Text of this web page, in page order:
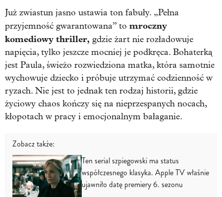
Już zwiastun jasno ustawia ton fabuły. „Pełna
przyjemność gwarantowana” to mroczny
komediowy thriller, gdzie żart nie rozładowuje
napięcia, tylko jeszcze mocniej je podkręca. Bohaterką
jest Paula, świeżo rozwiedziona matka, która samotnie
wychowuje dziecko i próbuje utrzymać codzienność w
ryzach. Nie jest to jednak ten rodzaj historii, gdzie
życiowy chaos kończy się na nieprzespanych nocach,
kłopotach w pracy i emocjonalnym bałaganie.
Zobacz także:
Ten serial szpiegowski ma status
współczesnego klasyka. Apple TV właśnie
ujawniło datę premiery 6. sezonu